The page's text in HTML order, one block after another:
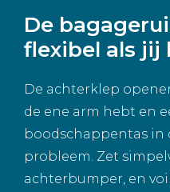
De
flexibel als jij
De achterklep
de ene arm hebt en
boodschappentas in
probleem. Zet
achterbumper, en